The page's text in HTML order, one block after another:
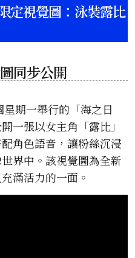
定視覺圖：泳裝露比
同步公開
期一舉行的「海之日
一張以女主角「露比」
角色語音，讓粉絲沉浸
界中。該視覺圖為全新
滿活力的一面。